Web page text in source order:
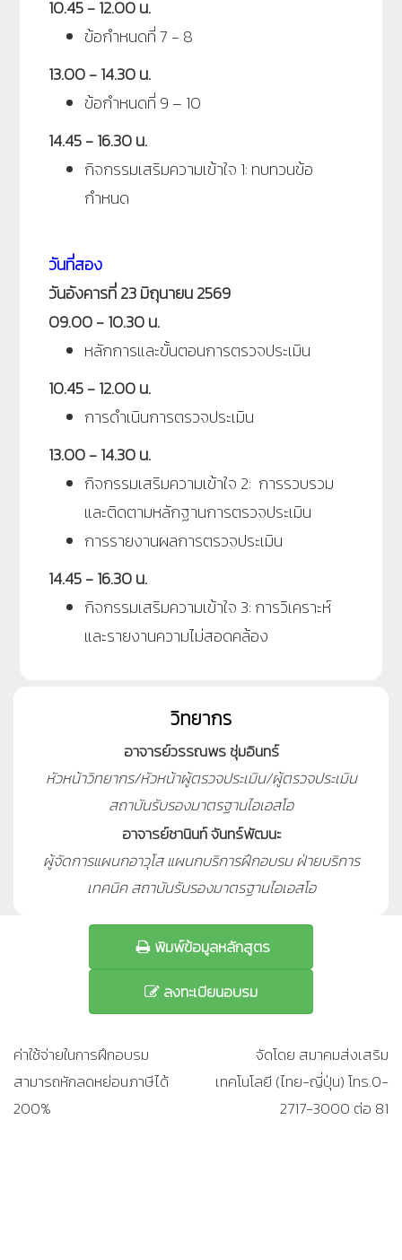
10.45 - 12.00 น.
ข้อกำหนดที่ 7 - 8
13.00 - 14.30 น.
ข้อกำหนดที่ 9 – 10
14.45 - 16.30 น.
กิจกรรมเสริมความเข้าใจ 1: ทบทวนข้อ
กำหนด
วันที่สอง
วันอังคารที่ 23 มิถุนายน 2569
09.00 - 10.30 น.
หลักการและขั้นตอนการตรวจประเมิน
10.45 - 12.00 น.
การดำเนินการตรวจประเมิน
13.00 - 14.30 น.
กิจกรรมเสริมความเข้าใจ 2: การรวบรวม
และติดตามหลักฐานการตรวจประเมิน
การรายงานผลการตรวจประเมิน
14.45 - 16.30 น.
กิจกรรมเสริมความเข้าใจ 3: การวิเคราะห์
และรายงานความไม่สอดคล้อง
วิทยากร
อาจารย์วรรณพร ชุ่มอินทร์
หัวหน้าวิทยากร/หัวหน้าผู้ตรวจประเมิน/ผู้ตรวจประเมิน
สถาบันรับรองมาตรฐานไอเอสโอ
อาจารย์ชานินท์ จันทร์พัฒนะ
ผู้จัดการแผนกอาวุโส แผนกบริการฝึกอบรม ฝ่ายบริการ
เทคนิค สถาบันรับรองมาตรฐานไอเอสโอ
พิมพ์ข้อมูลหลักสูตร
ลงทะเบียนอบรม
ค่าใช้จ่ายในการฝึกอบรม
สามารถหักลดหย่อนภาษีได้
200%
จัดโดย สมาคมส่งเสริม
เทคโนโลยี (ไทย-ญี่ปุ่น) โทร.0-
2717-3000 ต่อ 81